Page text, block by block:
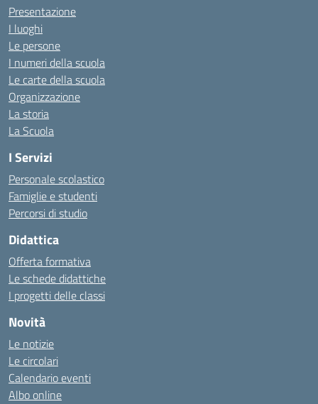
Presentazione
I luoghi
Le persone
I numeri della scuola
Le carte della scuola
Organizzazione
La storia
La Scuola
I Servizi
Personale scolastico
Famiglie e studenti
Percorsi di studio
Didattica
Offerta formativa
Le schede didattiche
I progetti delle classi
Novità
Le notizie
Le circolari
Calendario eventi
Albo online